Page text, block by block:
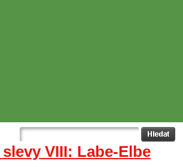
VIII: Labe-Elbe